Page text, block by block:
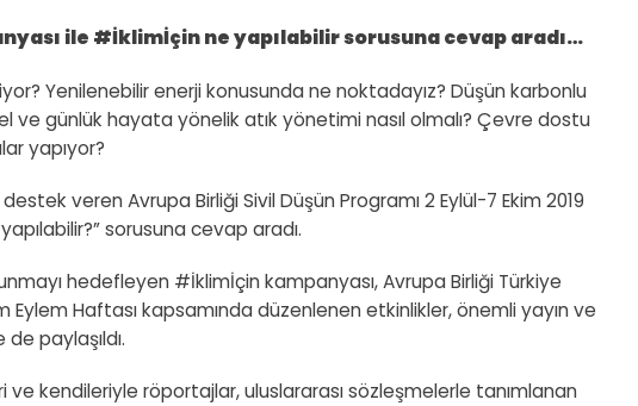
ile #İklimİçin ne yapılabilir sorusuna cevap aradı…
Yenilenebilir enerji konusunda ne noktadayız? Düşün karbonlu
ve günlük hayata yönelik atık yönetimi nasıl olmalı? Çevre dostu
yapıyor?
veren Avrupa Birliği Sivil Düşün Programı 2 Eylül-7 Ekim 2019
sorusuna cevap aradı.
hedefleyen #İklimİçin kampanyası, Avrupa Birliği Türkiye
Haftası kapsamında düzenlenen etkinlikler, önemli yayın ve
paylaşıldı.
kendileriyle röportajlar, uluslararası sözleşmelerle tanımlanan